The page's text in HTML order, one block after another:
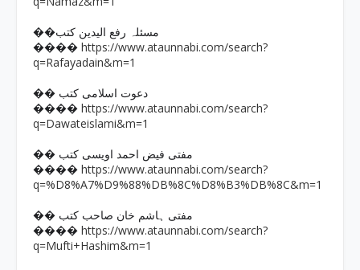
��مسئلہ رفع الیدین کتب
���� https://www.ataunnabi.com/search?
q=Rafayadain&m=1
�� دعوت اسلامی کتب
���� https://www.ataunnabi.com/search?
q=Dawateislami&m=1
�� مفتی فیض احمد اویسی کتب
���� https://www.ataunnabi.com/search?
q=%D8%A7%D9%88%DB%8C%D8%B3%DB%8C&m=1
�� مفتی ہاشم خان صاحب کتب
���� https://www.ataunnabi.com/search?
q=Mufti+Hashim&m=1